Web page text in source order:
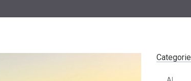
Categorie